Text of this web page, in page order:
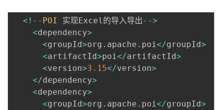
< ! -- POI 实现Excel的导入导出-->
<dependency>
<groupId>org . apache . poi </groupId>
<artifactId>poi </artifactId>
<version>3.15</version>
</dependency>
<dependency>
<groupId>org . apache . poi </groupId>